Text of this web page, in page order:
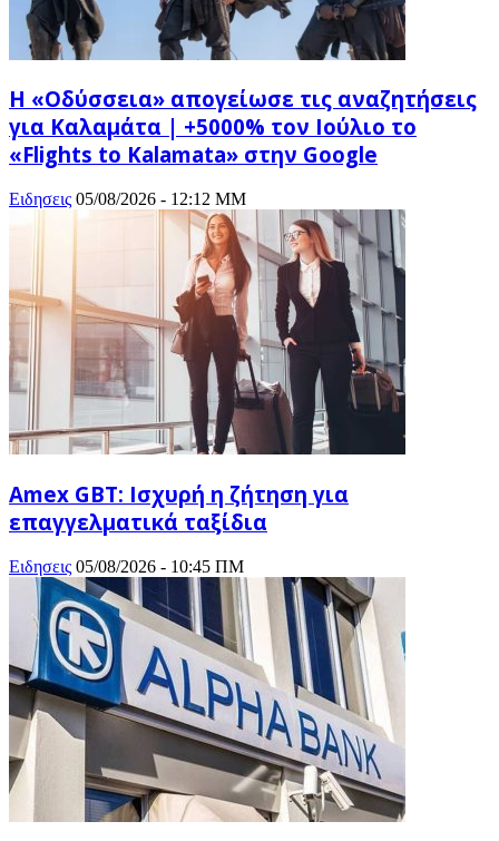
Η «Οδύσσεια» απογείωσε τις αναζητήσεις
για Καλαμάτα | +5000% τον Ιούλιο το
«Flights to Kalamata» στην Google
Ειδησεις 05/08/2026 - 12:12 ΜΜ
Amex GBT: Ισχυρή η ζήτηση για
επαγγελματικά ταξίδια
Ειδησεις 05/08/2026 - 10:45 ΠΜ